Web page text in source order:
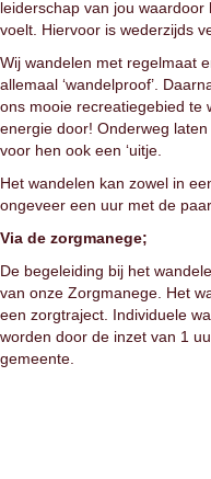
leiderschap van jou
voelt. Hiervoor is wederzijds
Wij wandelen met regelmaat
allemaal ‘wandelproof’.
ons mooie recreatiegebied te
energie door! Onderweg
voor hen ook een ‘uitje.
Het wandelen kan zowel in
ongeveer een uur met de
Via de zorgmanege;
De begeleiding bij het
van onze Zorgmanege. Het
een zorgtraject. Individuele
worden door de inzet van 1
gemeente.